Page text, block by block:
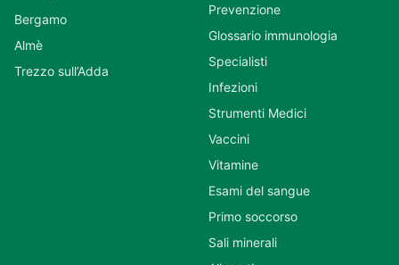
Bergamo
Almè
Trezzo sull’Adda
Prevenzione
Glossario immunologia
Specialisti
Infezioni
Strumenti Medici
Vaccini
Vitamine
Esami del sangue
Primo soccorso
Sali minerali